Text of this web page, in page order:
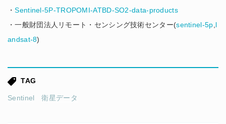
・Sentinel-5P-TROPOMI-ATBD-SO2-data-products
・一般財団法人リモート・センシング技術センター(sentinel-5p l
andsat-8)
TAG
Sentinel 衛星データ